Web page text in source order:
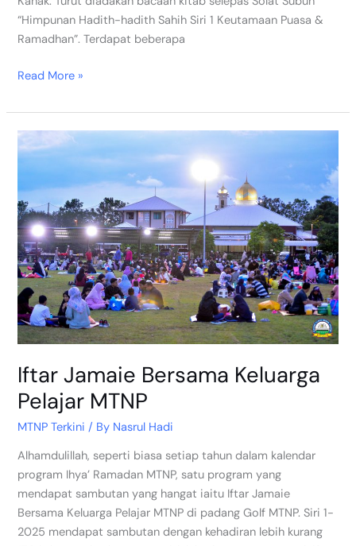
“Himpunan Hadith-hadith Sahih Siri 1 Keutamaan Puasa &
Ramadhan”. Terdapat beberapa
Read More »
Iftar Jamaie Bersama Keluarga
Pelajar MTNP
MTNP Terkini / By Nasrul Hadi
Alhamdulillah, seperti biasa setiap tahun dalam kalendar
program Ihya’ Ramadan MTNP, satu program yang
mendapat sambutan yang hangat iaitu Iftar Jamaie
Bersama Keluarga Pelajar MTNP di padang Golf MTNP. Siri 1-
2025 mendapat sambutan dengan kehadiran lebih kurang
Iftar
Jamaie
Keluarga
Pelajar
MTNP